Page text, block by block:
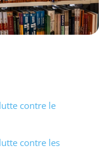
contre le
contre les